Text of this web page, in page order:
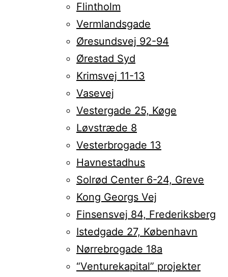
Flintholm
Vermlandsgade
Øresundsvej 92-94
Ørestad Syd
Krimsvej 11-13
Vasevej
Vestergade 25, Køge
Løvstræde 8
Vesterbrogade 13
Havnestadhus
Solrød Center 6-24, Greve
Kong Georgs Vej
Finsensvej 84, Frederiksberg
Istedgade 27, København
Nørrebrogade 18a
“Venturekapital” projekter